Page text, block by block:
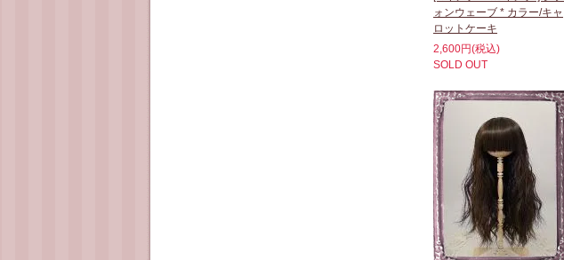
ォンウェーブ * カラー/キャ
ロットケーキ
2,600円(税込)
SOLD OUT